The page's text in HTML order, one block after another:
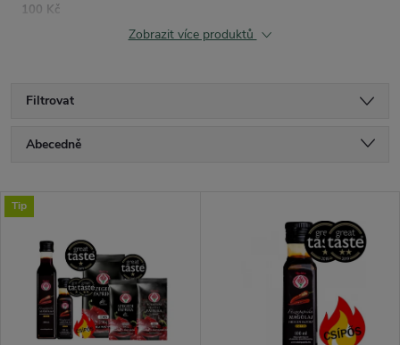
100 Kč
Zobrazit více produktů
Filtrovat
Ř
a
Abecedně
Nejdražší
Nejprodávanější
V
Tip